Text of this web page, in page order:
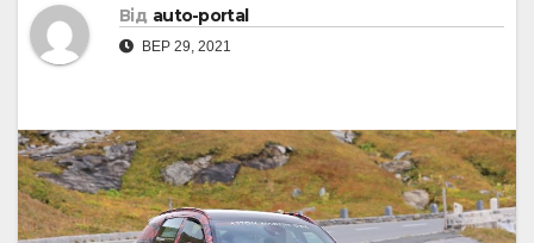
Від auto-portal
ВЕР 29, 2021